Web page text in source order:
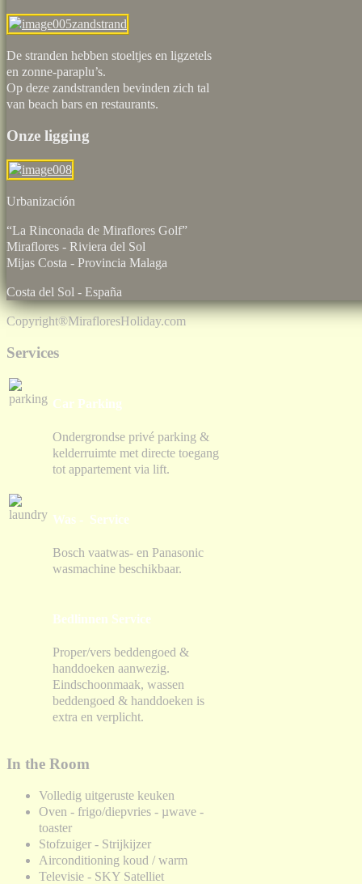
De stranden hebben stoeltjes en ligzetels
en zonne-paraplu’s.
Op deze zandstranden bevinden zich tal
van beach bars en restaurants.
Onze ligging
“La Rinconada de Miraflores Golf”
Miraflores - Riviera del Sol
Mijas Costa - Provincia Malaga
Costa del Sol - España
Copyright®MirafloresHoliday.com
Services
Car Parking
Ondergrondse privé parking &
kelderruimte met directe toegang
tot appartement via lift.
Was - Service
Bosch vaatwas- en Panasonic
wasmachine beschikbaar.
Bedlinnen Service
Proper/vers beddengoed &
handdoeken aanwezig.
Eindschoonmaak, wassen
beddengoed & handdoeken is
extra en verplicht.
In the Room
Volledig uitgeruste keuken
Oven - frigo/diepvries - µwave -
toaster
Stofzuiger - Strijkijzer
Airconditioning koud / warm
Televisie - SKY Satelliet